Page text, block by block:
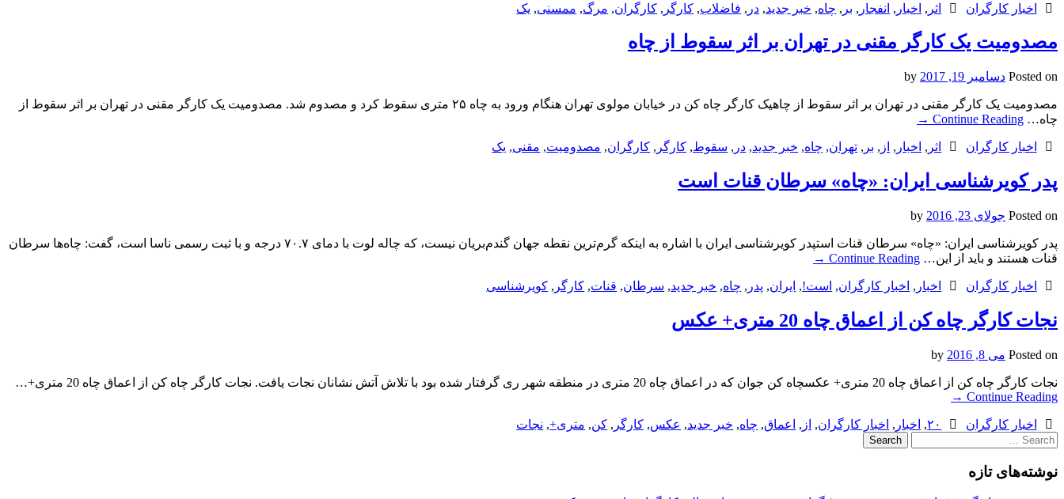
اخبار کارگران اثر , اخبار , انفجار , بر , چاه, خبر جدید, در , فاضلاب, کارگر , کارگران, مرگ, ممسنی, یک
مصدومیت یک کارگر مقنی در تهران بر اثر سقوط از چاه
Posted on دسامبر 19, 2017
مصدومیت یک کارگر مقنی در تهران بر اثر سقوط از چاهیک کارگر چاه کن در خیابان مولوی تهران هنگام ورود به چاه ۲۵ متری سقوط کرد و مصدوم شد. مصدومیت یک کارگر مقنی در تهران بر اثر سقوط از
چاه… Continue Reading
→
اخبار کارگران اثر , اخبار , از , بر , تهران, چاه, خبر جدید, در , سقوط, کارگر , کارگران, مصدومیت, مقنی, یک
پدر کویرشناسی ایران: «چاه» سرطان قنات است
Posted on جولای 23, 2016
پدر کویرشناسی ایران: «چاه» سرطان قنات استپدر کویرشناسی ایران با اشاره به اینکه گرم‌ترین نقطه جهان گندم‌بریان نیست، که چاله لوت با دمای ۷۰.۷ درجه و با ثبت رسمی ناسا است، گفت: چاه‌ها سرطان
قنات هستند و باید از این… Continue Reading
→
اخبار کارگران اخبار , اخبار کارگران, است!, ایران, پدر , چاه, خبر جدید, سرطان, قنات, کارگر , کویرشناسی
نجات کارگر چاه کن از اعماق چاه 20 متری+ عکس
Posted on می 8, 2016
نجات کارگر چاه کن از اعماق چاه 20 متری+ عکسچاه کن جوان که در اعماق چاه 20 متری در منطقه شهر ری گرفتار شده بود با تلاش آتش نشانان نجات یافت. نجات کارگر چاه کن از اعماق چاه 20 متری+…
Continue Reading
→
اخبار کارگران ۲۰, اخبار , اخبار کارگران, از , اعماق, چاه, خبر جدید, عکس, کارگر , کن, متری+, نجات
Search
for:
نوشته‌های تازه